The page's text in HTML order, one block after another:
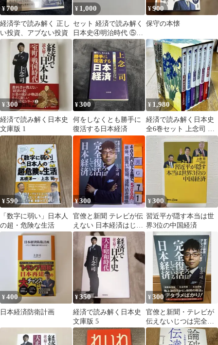
¥700
経済学で読み解く 正し
い投資、アブない投資
¥ 1,000
セット 経済で読み解く
日本史④明治時代 ⑤大
正昭和時代 ⑥平成時代
¥900
保守の本懐
¥300
経済で読み解く日本史
文庫版 1
¥300
何をしなくとも勝手に
復活する日本経済
¥ 1,980
経済で読み解く日本史
全6巻セット 上念司 飛
鳥新社 箱付き
¥590
「数字に弱い」日本人
の超・危険な生活
¥300
官僚と新聞 テレビが伝
えない 日本経済はじつ
は完全復活している 上
念司
¥300
習近平が隠す本当は世
界3位の中国経済
¥400
日本経済防衛計画
¥350
経済で読み解く日本史
文庫版 5
¥300
官僚と新聞・テレビが
伝えないじつは完全復
活している日本経済